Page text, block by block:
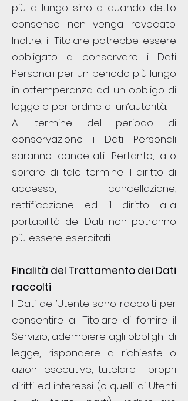
più a lungo sino a quando detto
consenso non venga revocato.
Inoltre, il Titolare potrebbe essere
obbligato a conservare i Dati
Personali per un periodo più lungo
in ottemperanza ad un obbligo di
legge o per ordine di un’autorità.
Al termine del periodo di
conservazione i Dati Personali
saranno cancellati. Pertanto, allo
spirare di tale termine il diritto di
accesso, cancellazione,
rettificazione ed il diritto alla
portabilità dei Dati non potranno
più essere esercitati.
Finalità del Trattamento dei Dati
raccolti
I Dati dell’Utente sono raccolti per
consentire al Titolare di fornire il
Servizio, adempiere agli obblighi di
legge, rispondere a richieste o
azioni esecutive, tutelare i propri
diritti ed interessi (o quelli di Utenti